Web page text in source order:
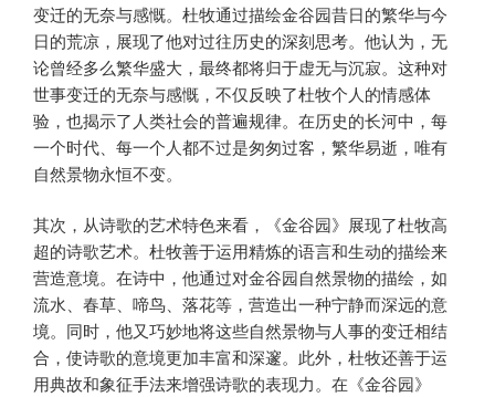
变迁的无奈与感慨。杜牧通过描绘金谷园昔日的繁华与今
日的荒凉，展现了他对过往历史的深刻思考。他认为，无
论曾经多么繁华盛大，最终都将归于虚无与沉寂。这种对
世事变迁的无奈与感慨，不仅反映了杜牧个人的情感体
验，也揭示了人类社会的普遍规律。在历史的长河中，每
一个时代、每一个人都不过是匆匆过客，繁华易逝，唯有
自然景物永恒不变。
其次，从诗歌的艺术特色来看，《金谷园》展现了杜牧高
超的诗歌艺术。杜牧善于运用精炼的语言和生动的描绘来
营造意境。在诗中，他通过对金谷园自然景物的描绘，如
流水、春草、啼鸟、落花等，营造出一种宁静而深远的意
境。同时，他又巧妙地将这些自然景物与人事的变迁相结
合，使诗歌的意境更加丰富和深邃。此外，杜牧还善于运
用典故和象征手法来增强诗歌的表现力。在《金谷园》